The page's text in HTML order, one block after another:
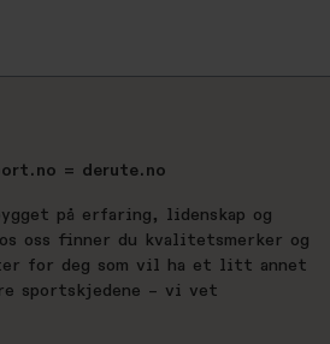
= derute.no
på erfaring, lidenskap og
oss finner du kvalitetsmerker og
for deg som vil ha et litt annet
sportskjedene – vi vet